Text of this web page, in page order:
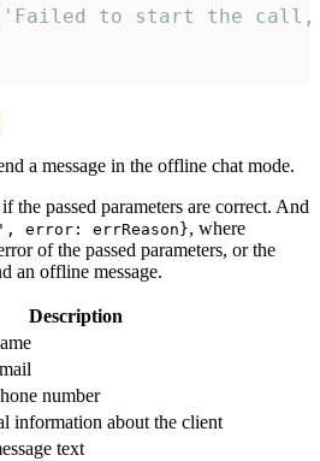
to start the
a message in the offline chat mode.
if the passed parameters are correct. And
errReason}, where
of the passed parameters, or the
an offline message.
Description
number
information about the client
text